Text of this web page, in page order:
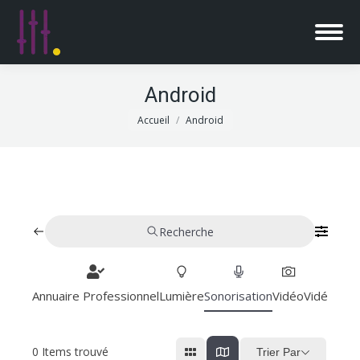
Android
Vous êtes ici :
Accueil Android
Recherche
Annuaire ProfessionnelLumièreSonorisationVidéo
0 Items trouvé Trier Par